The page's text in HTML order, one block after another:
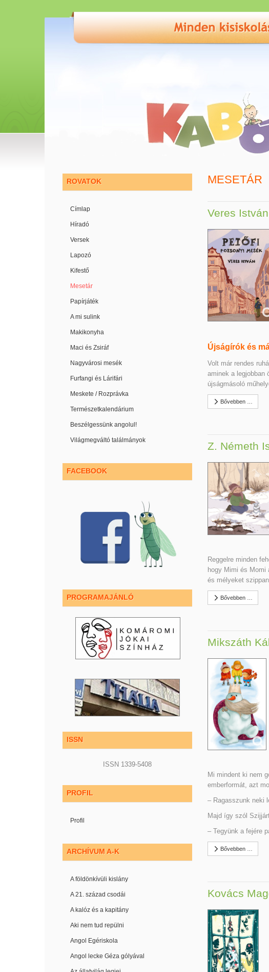
MESETÁR
Veres
Újságírók és
Volt már rendes
aminek a legjobban
újságmásoló
Bővebben …
Z. Németh
Reggelre minden
hogy Mimi és Momi
és mélyeket
Bővebben …
Mikszáth
Mi mindent ki nem
emberformát, azt
– Ragasszunk neki
Majd így szól
– Tegyünk a fejére
Bővebben …
Kovács
ROVATOK
Címlap
Híradó
Versek
Lapozó
Kifestő
Mesetár
Papírjáték
A mi sulink
Makikonyha
Maci és Zsiráf
Nagyvárosi mesék
Furfangi és Lárifári
Meskete / Rozprávka
Természetkalendárium
Beszélgessünk angolul!
Világmegváltó találmányok
FACEBOOK
PROGRAMAJÁNLÓ
ISSN
ISSN 1339-5408
PROFIL
Profil
ARCHÍVUM A-K
A földönkívüli kislány
A 21. század csodái
A kalóz és a kapitány
Aki nem tud repülni
Angol Egériskola
Angol lecke Géza gólyával